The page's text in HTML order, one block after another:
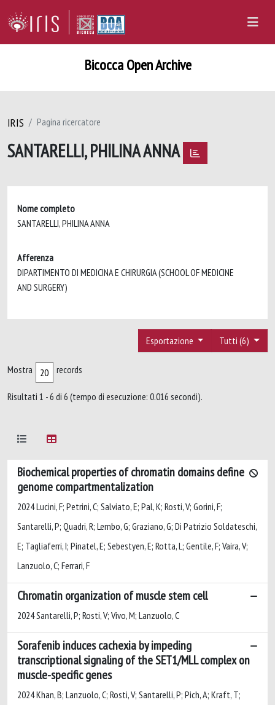
Bicocca Open Archive
IRIS Pagina ricercatore
SANTARELLI, PHILINA ANNA
Nome completo
SANTARELLI, PHILINA ANNA
Afferenza
DIPARTIMENTO DI MEDICINA E CHIRURGIA (SCHOOL OF MEDICINE
AND SURGERY)
Tutti (6)
Esportazione
Mostra records
Risultati 1 - 6 di 6 (tempo di esecuzione: 0.016 secondi).
Biochemical properties of chromatin domains define
genome compartmentalization
2024 Lucini, F; Petrini, C; Salviato, E; Pal, K; Rosti, V; Gorini, F;
Santarelli, P; Quadri, R; Lembo, G; Graziano, G; Di Patrizio Soldateschi,
E; Tagliaferri, I; Pinatel, E; Sebestyen, E; Rotta, L; Gentile, F; Vaira, V;
Lanzuolo, C; Ferrari, F
Chromatin organization of muscle stem cell
2024 Santarelli, P; Rosti, V; Vivo, M; Lanzuolo, C
Sorafenib induces cachexia by impeding
transcriptional signaling of the SET1/MLL complex on
muscle-specific genes
2024 Khan, B; Lanzuolo, C; Rosti, V; Santarelli, P; Pich, A; Kraft, T;